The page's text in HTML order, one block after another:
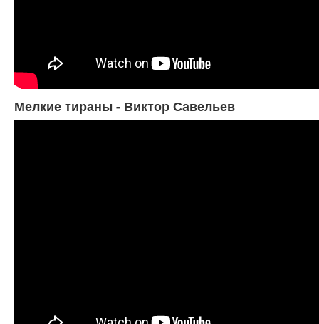
Мелкие тираны - Виктор Савельев